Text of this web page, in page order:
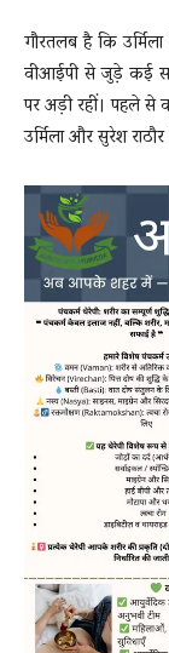
गौरतलब है कि
वीआईपी से जुड़े कई
पर अड़ी रहीं। पहले से
उर्मिला और सुरेश